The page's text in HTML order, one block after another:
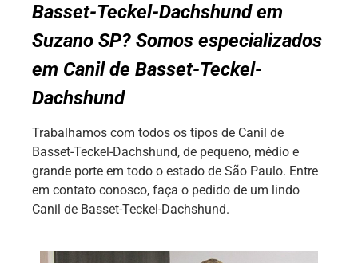
Basset-Teckel-Dachshund em
Suzano SP? Somos especializados
em Canil de Basset-Teckel-
Dachshund
Trabalhamos com todos os tipos de Canil de
Basset-Teckel-Dachshund, de pequeno, médio e
grande porte em todo o estado de São Paulo. Entre
em contato conosco, faça o pedido de um lindo
Canil de Basset-Teckel-Dachshund.